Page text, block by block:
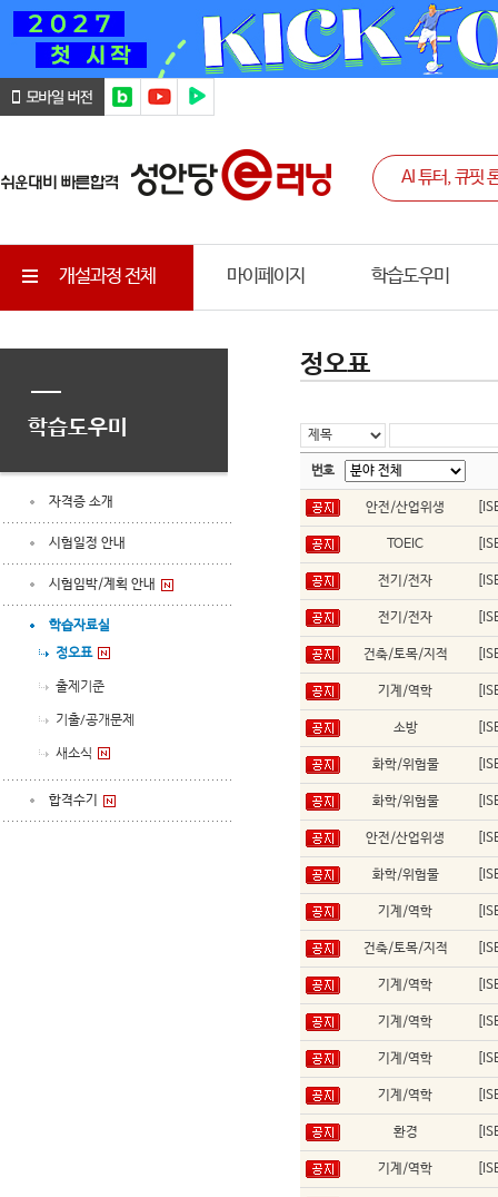
개설과정 전체 마이페이지 학습도우미
학습도우미
자격증 소개
시험일정 안내
시험임박/계획 안내
학습자료실
정오표
출제기준
기출/공개문제
새소식
합격수기
정오표
번호
안전/산업위생
TOEIC
전기/전자
전기/전자
건축/토목/지적
기계/역학
소방
화학/위험물
화학/위험물
안전/산업위생
화학/위험물
기계/역학
건축/토목/지적
기계/역학
기계/역학
기계/역학
기계/역학
환경
기계/역학